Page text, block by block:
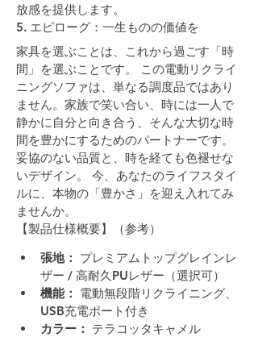
放感を提供します。
5. エピローグ：一生ものの価値を
家具を選ぶことは、これから過ごす「時
間」を選ぶことです。 この電動リクライ
ニングソファは、単なる調度品ではあり
ません。家族で笑い合い、時には一人で
静かに自分と向き合う、そんな大切な時
間を豊かにするためのパートナーです。
妥協のない品質と、時を経ても色褪せな
いデザイン。 今、あなたのライフスタイ
ルに、本物の「豊かさ」を迎え入れてみ
ませんか。
【製品仕様概要】（参考）
張地： プレミアムトップグレインレ
ザー / 高耐久PUレザー（選択可）
機能： 電動無段階リクライニング、
USB充電ポート付き
カラー： テラコッタキャメル